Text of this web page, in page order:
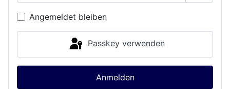
Angemeldet bleiben
Passkey verwenden
Anmelden